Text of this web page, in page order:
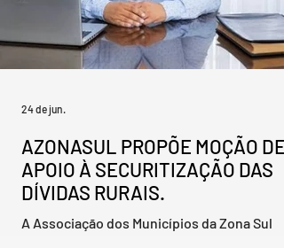
AZONASUL PROPÕE MOÇÃO DE
APOIO À SECURITIZAÇÃO DAS
DÍVIDAS RURAIS.
A Associação dos Municípios da Zona Sul
24 de jun.